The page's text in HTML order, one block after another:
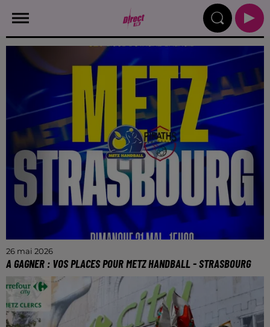
26 mai 2026
A GAGNER : VOS PLACES POUR METZ HANDBALL - STRASBOURG
Ce dimanche 31 mai (15h) aux Arènes de Metz.